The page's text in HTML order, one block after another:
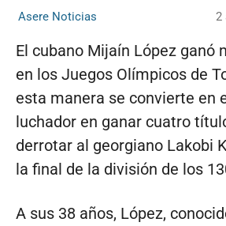
Asere Noticias 2
El cubano Mijaín López ganó
en los Juegos Olímpicos de
esta manera se convierte en
luchador en ganar cuatro
derrotar al georgiano Lakobi
la final de la división de los
A sus 38 años, López,